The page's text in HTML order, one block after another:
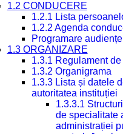
1.2 CONDUCERE
1.2.1 Lista
1.2.2 Agenda
Programare audiențe
1.3 ORGANIZARE
1.3.1 Regulament
1.3.2 Organigrama
1.3.3 Lista și datele
autoritatea instituției
1.3.3.1
de specialitate
administrației